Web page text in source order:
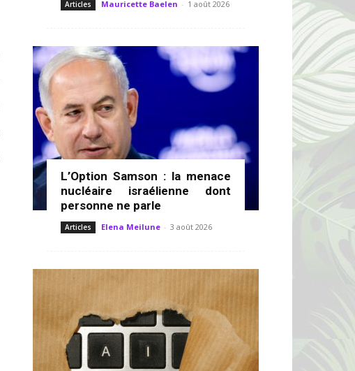
Articles Mauricette Baelen - 1 août 2026
L’Option Samson : la menace
nucléaire israélienne dont
personne ne parle
Articles Elena Meilune - 3 août 2026